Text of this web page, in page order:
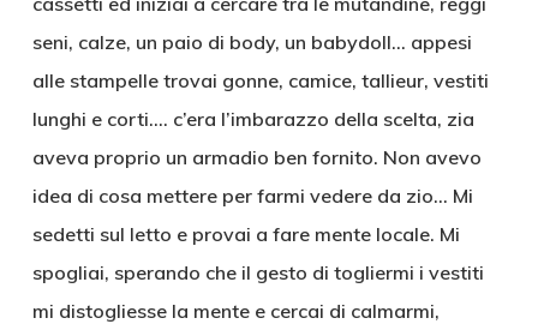
seni, calze, un paio di body, un babydoll… appesi
alle stampelle trovai gonne, camice, tallieur, vestiti
lunghi e corti…. c’era l’imbarazzo della scelta, zia
aveva proprio un armadio ben fornito. Non avevo
idea di cosa mettere per farmi vedere da zio… Mi
sedetti sul letto e provai a fare mente locale. Mi
spogliai, sperando che il gesto di togliermi i vestiti
mi distogliesse la mente e cercai di calmarmi,